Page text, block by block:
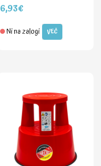
6,93€
Ni na zalogi VEČ